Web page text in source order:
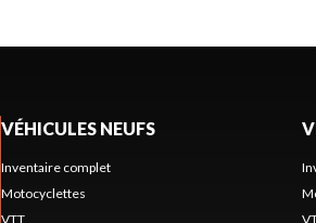
VÉHICULES NEUFS
Inventaire complet
Motocyclettes
VTT